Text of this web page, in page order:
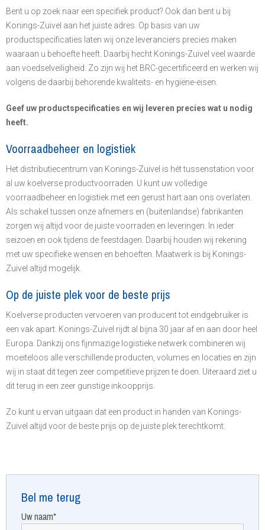
Bent u op zoek naar een specifiek product? Ook dan bent u bij
Konings-Zuivel aan het juiste adres. Op basis van uw
productspecificaties laten wij onze leveranciers precies maken
waaraan u behoefte heeft. Daarbij hecht Konings-Zuivel veel waarde
aan voedselveiligheid. Zo zijn wij het BRC-gecertificeerd en werken wij
volgens de daarbij behorende kwaliteits- en hygiëne-eisen.
Geef uw productspecificaties en wij leveren precies wat u nodig
heeft.
Voorraadbeheer en logistiek
Het distributiecentrum van Konings-Zuivel is hét tussenstation voor
al uw koelverse productvoorraden. U kunt uw volledige
voorraadbeheer en logistiek met een gerust hart aan ons overlaten.
Als schakel tussen onze afnemers en (buitenlandse) fabrikanten
zorgen wij altijd voor de juiste voorraden en leveringen. In ieder
seizoen en ook tijdens de feestdagen. Daarbij houden wij rekening
met uw specifieke wensen en behoeften. Maatwerk is bij Konings-
Zuivel altijd mogelijk.
Op de juiste plek voor de beste prijs
Koelverse producten vervoeren van producent tot eindgebruiker is
een vak apart. Konings-Zuivel rijdt al bijna 30 jaar af en aan door heel
Europa. Dankzij ons fijnmazige logistieke netwerk combineren wij
moeiteloos alle verschillende producten, volumes en locaties en zijn
wij in staat dit tegen zeer competitieve prijzen te doen. Uiteraard ziet u
dit terug in een zeer gunstige inkoopprijs.
Zo kunt u ervan uitgaan dat een product in handen van Konings-
Zuivel altijd voor de beste prijs op de juiste plek terechtkomt.
Bel me terug
Uw naam*